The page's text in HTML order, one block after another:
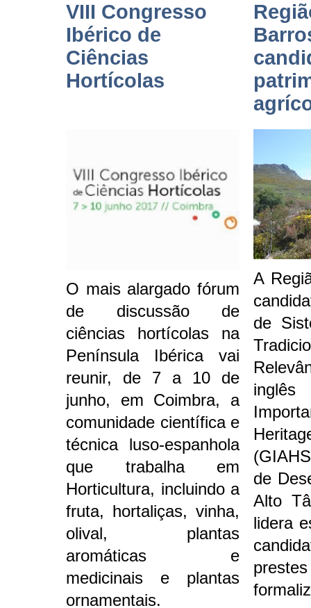
VIII Congresso
Ibérico de
Ciências
Hortícolas
O mais alargado fórum
de discussão de
ciências hortícolas na
Península Ibérica vai
reunir, de 7 a 10 de
junho, em Coimbra, a
comunidade científica e
técnica luso-espanhola
que trabalha em
Horticultura, incluindo a
fruta, hortaliças, vinha,
olival, plantas
aromáticas e
medicinais e plantas
ornamentais.
A
de
de
Alto
lidera